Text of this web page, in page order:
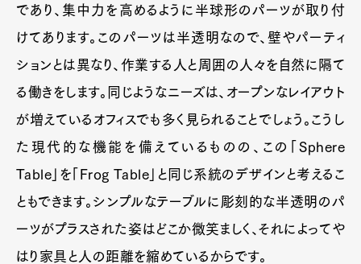
Official Columnist
About
Contact
Pen Meet
Pen international Pen tw
であり、集中力を高めるように半球形のパーツが取り付
けてあります。このパーツは半透明なので、壁やパーティ
ションとは異なり、作業する人と周囲の人々を自然に隔て
る働きをします。同じようなニーズは、オープンなレイアウト
が増えているオフィスでも多く見られることでしょう。こうし
た現代的な機能を備えているものの、この「Sphere
Table」を「Frog Table」と同じ系統のデザインと考えるこ
ともできます。シンプルなテーブルに彫刻的な半透明のパ
ーツがプラスされた姿はどこか微笑ましく、それによってや
はり家具と人の距離を縮めているからです。